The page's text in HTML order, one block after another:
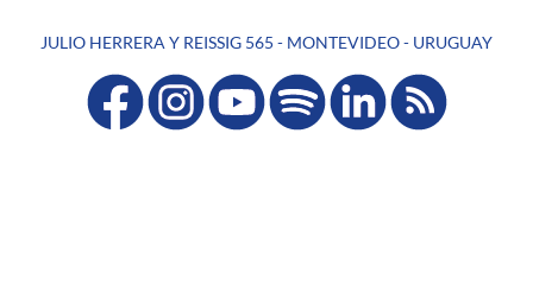
JULIO HERRERA Y REISSIG 565 - MONTEVIDEO - URUGUAY